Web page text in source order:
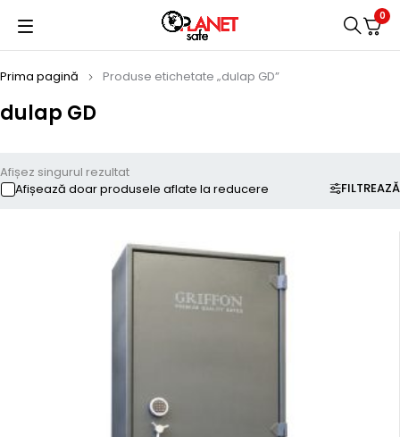
0
dulap GD
Prima pagină Produse etichetate „dulap GD”
FILTREAZĂ
Afișez singurul rezultat
Afișează doar produsele aflate la reducere